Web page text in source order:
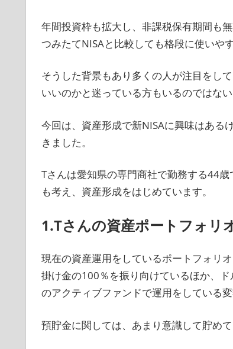
年間投資枠も拡大し、非課税保有期間も
つみたてNISAと比較しても格段に使いや
そうした背景もあり多くの人が注目をし
いいのかと迷っている方もいるのではない
今回は、資産形成で新NISAに興味はある
きました。
Tさんは愛知県の専門商社で勤務する44
も考え、資産形成をはじめています。
1.Tさんの資産ポートフォリ
現在の資産運用をしているポートフォリ
掛け金の100％を振り向けているほか、
のアクティブファンドで運用をしている変
預貯金に関しては、あまり意識して貯めて